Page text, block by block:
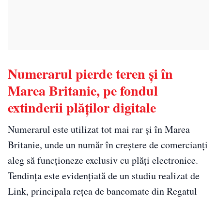
Numerarul pierde teren și în
Marea Britanie, pe fondul
extinderii plăților digitale
Numerarul este utilizat tot mai rar și în Marea
Britanie, unde un număr în creștere de comercianți
aleg să funcționeze exclusiv cu plăți electronice.
Tendința este evidențiată de un studiu realizat de
Link, principala rețea de bancomate din Regatul